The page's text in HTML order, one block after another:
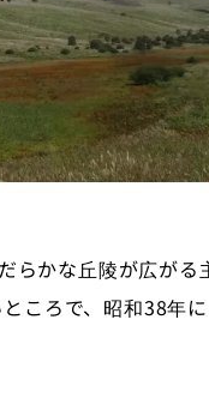
らかな丘陵が広がる
ころで、昭和38年